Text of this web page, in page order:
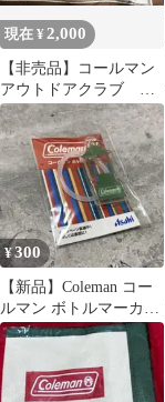
現在 ¥ 2,000
【非売品】コールマン
アウトドアクラブ オ
リジナルバスタオル
¥300
【新品】Coleman コー
ルマン ボトルマーカー
グリーン アサヒ 非売品